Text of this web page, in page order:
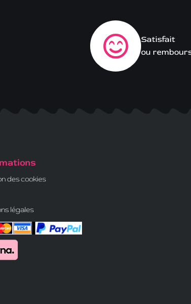
Satisfait
ou
des cookies
légales